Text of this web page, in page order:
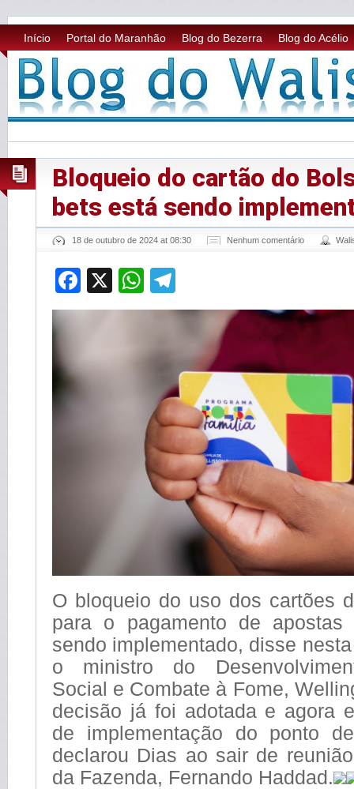
Início Portal do Maranhão Blog do Bezerra Blog do Acélio
Bloqueio do cartão do
bets está sendo
18 de outubro de 2024 at 08:30 Nenhum comentário
Facebook
X WhatsApp
O bloqueio do uso dos cartões
para o pagamento de apostas
sendo implementado, disse
o ministro do
Social e Combate à Fome,
decisão já foi adotada e agora
de implementação do ponto
declarou Dias ao sair de
da Fazenda, Fernando Haddad.